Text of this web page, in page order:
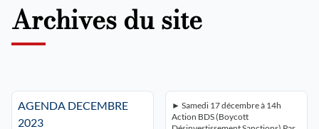
Archives du site
AGENDA DECEMBRE
2023
► Samedi 17 décembre à 14h
Action BDS (Boycott